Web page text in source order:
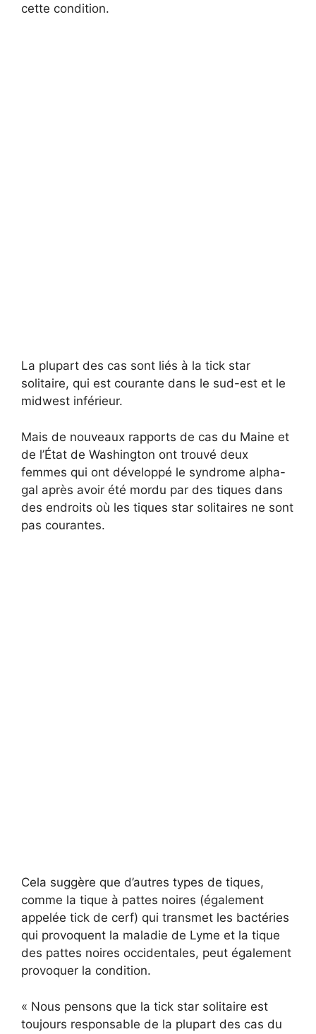
cette condition.
La plupart des cas sont liés à la tick star
solitaire, qui est courante dans le sud-est et le
midwest inférieur.
Mais de nouveaux rapports de cas du Maine et
de l’État de Washington ont trouvé deux
femmes qui ont développé le syndrome alpha-
gal après avoir été mordu par des tiques dans
des endroits où les tiques star solitaires ne sont
pas courantes.
Cela suggère que d’autres types de tiques,
comme la tique à pattes noires (également
appelée tick de cerf) qui transmet les bactéries
qui provoquent la maladie de Lyme et la tique
des pattes noires occidentales, peut également
provoquer la condition.
« Nous pensons que la tick star solitaire est
toujours responsable de la plupart des cas du